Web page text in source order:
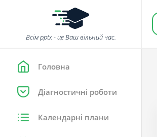
Всім pptx - це Ваш вільний час.
Головна
Діагностичні роботи
Календарні плани